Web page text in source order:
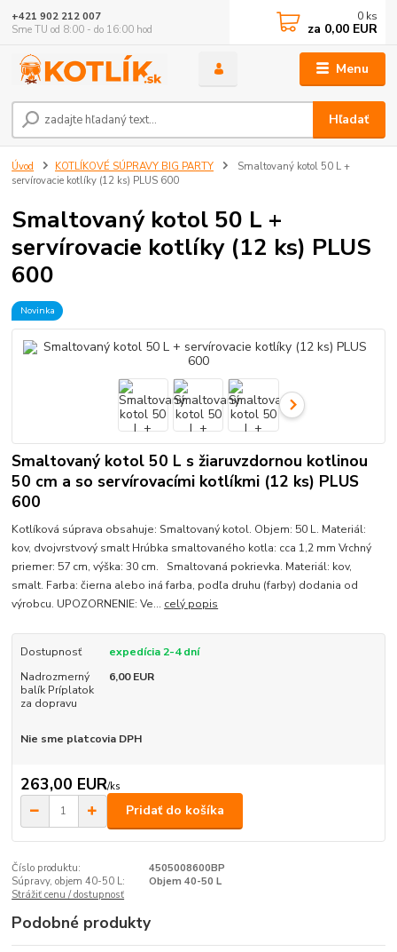
Menu
Hľadať
+421 902 212 007
Sme TU od 8:00 - do 16:00 hod
0 ks
za 0,00 EUR
Úvod KOTLÍKOVÉ SÚPRAVY BIG PARTY
Smaltovaný kotol 50 L +
servírovacie kotlíky (12 ks) PLUS 600
Smaltovaný kotol 50 L +
servírovacie kotlíky (12 ks) PLUS
600
Novinka
Smaltovaný kotol 50 L s žiaruvzdornou kotlinou
50 cm a so servírovacími kotlíkmi (12 ks) PLUS
600
Kotlíková súprava obsahuje: Smaltovaný kotol. Objem: 50 L. Materiál:
kov, dvojvrstvový smalt Hrúbka smaltovaného kotla: cca 1,2 mm Vrchný
priemer: 57 cm, výška: 30 cm. Smaltovaná pokrievka. Materiál: kov,
smalt. Farba: čierna alebo iná farba, podľa druhu (farby) dodania od
výrobcu. UPOZORNENIE: Ve... celý popis
Dostupnosť
expedícia 2-4 dní
Nadrozmerný
balík Príplatok
za dopravu
6,00 EUR
Nie sme platcovia DPH
263,00 EUR/ks
Pridať do košíka
Číslo produktu:
4505008600BP
Súpravy, objem 40-50 L:
Objem 40-50 L
Strážiť cenu / dostupnosť
Podobné produkty